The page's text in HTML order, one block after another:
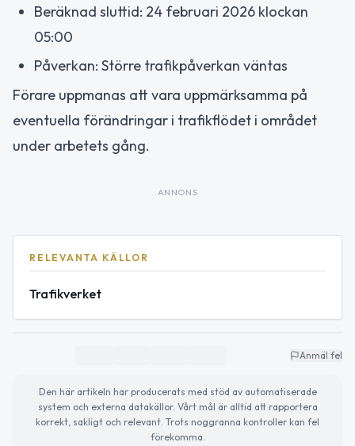
Beräknad sluttid: 24 februari 2026 klockan
05:00
Påverkan: Större trafikpåverkan väntas
Förare uppmanas att vara uppmärksamma på
eventuella förändringar i trafikflödet i området
under arbetets gång.
ANNONS
RELEVANTA KÄLLOR
Trafikverket
Anmäl fel
Den här artikeln har producerats med stöd av automatiserade
system och externa datakällor. Vårt mål är alltid att rapportera
korrekt, sakligt och relevant. Trots noggranna kontroller kan fel
förekomma.